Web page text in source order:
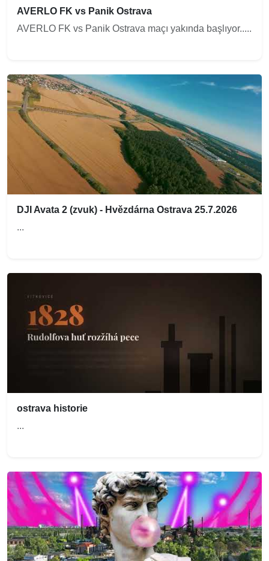
AVERLO FK vs Panik Ostrava
AVERLO FK vs Panik Ostrava maçı yakında başlıyor.....
DJI Avata 2 (zvuk) - Hvězdárna Ostrava 25.7.2026
...
ostrava historie
...